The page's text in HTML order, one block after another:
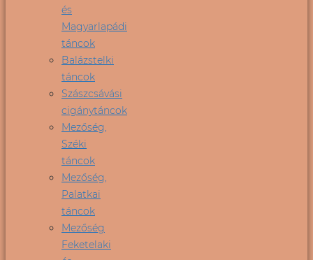
és
Magyarlapádi
táncok
Balázstelki
táncok
Szászcsávási
cigánytáncok
Mezőség,
Széki
táncok
Mezőség,
Palatkai
táncok
Mezőség
Feketelaki